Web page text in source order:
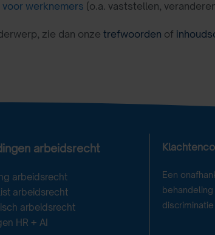
werknemers (o.a. vaststellen,
zie dan onze trefwoorden of
arbeidsrecht
arbeidsrecht
arbeidsrecht
arbeidsrecht
HR + AI
Een